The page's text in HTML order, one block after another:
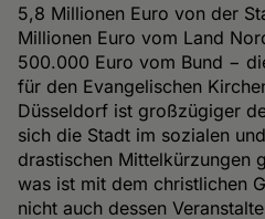
5,8 Millionen Euro von der
Millionen Euro vom Land
500.000 Euro vom Bund −
für den Evangelischen
Düsseldorf ist großzügiger
sich die Stadt im sozialen
drastischen Mittelkürzungen
was ist mit dem christlichen
nicht auch dessen